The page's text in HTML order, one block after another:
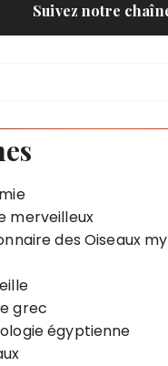
Suivez notre
merveilleux
des Oiseaux
grec
égyptienne